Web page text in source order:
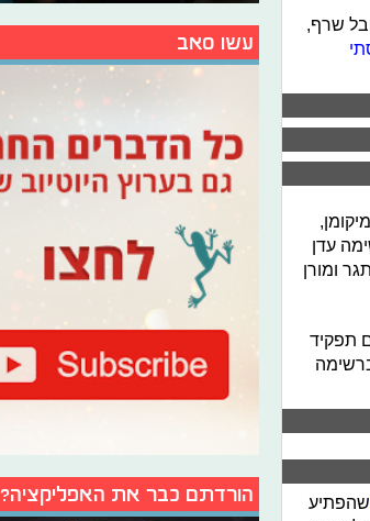
שרף,
עדן
ומורן
תפקיד
שהפתיע
עשו סאב
הורדתם כבר את האפליקציה?